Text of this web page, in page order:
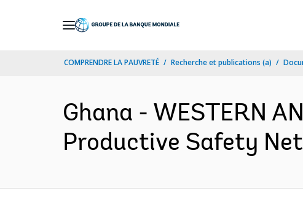
COMPRENDRE LA PAUVRETÉ Recherche et publications (a)
Ghana - WESTERN
Productive Safety